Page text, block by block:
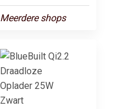
Meerdere shops